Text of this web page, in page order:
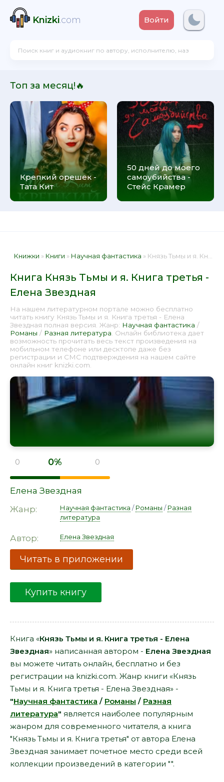
Knizki.com Войти
Топ за месяц!🔥
Крепкий орешек -
Тата Кит
50 дней до моего
самоубийства -
Стейс Крамер
Книжки » Книги » Научная фантастика » Князь Тьмы и я. Книга третья - Елена Звездная 📕 - Книга онлайн бесплатно
Книга Князь Тьмы и я. Книга третья -
Елена Звездная
На нашем литературном портале можно бесплатно
читать книгу Князь Тьмы и я. Книга третья - Елена
Звездная полная версия. Жанр: Научная фантастика /
Романы / Разная литература . Онлайн библиотека дает
возможность прочитать весь текст произведения на
мобильном телефоне или десктопе даже без
регистрации и СМС подтверждения на нашем сайте
онлайн книг knizki.com.
0 0% 0
Елена Звездная
Жанр:
Научная фантастика /Романы /Разная
литература
Автор: Елена Звездная
Читать в приложении
Купить книгу
Книга «Князь Тьмы и я. Книга третья - Елена
Звездная» написанная автором - Елена Звездная
вы можете читать онлайн, бесплатно и без
регистрации на knizki.com. Жанр книги «Князь
Тьмы и я. Книга третья - Елена Звездная» -
"Научная фантастика / Романы / Разная
литература" является наиболее популярным
жанром для современного читателя, а книга
"Князь Тьмы и я. Книга третья" от автора Елена
Звездная занимает почетное место среди всей
коллекции произведений в категории "".